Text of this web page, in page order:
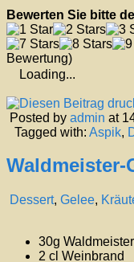
Bewerten Sie bitte
Bewertung)
Loading...
Posted by admin at
Tagged with: Aspik,
Waldmeister-
Dessert, Gelee,
30g Waldmeister
2 cl Weinbrand